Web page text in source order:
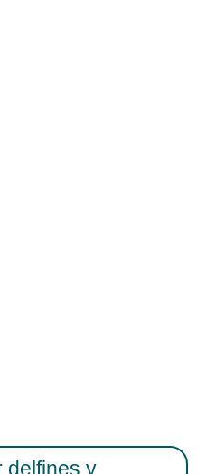
delfines y